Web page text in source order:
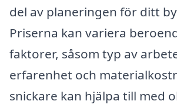
del av planeringen för ditt
Priserna kan variera
faktorer, såsom typ av
erfarenhet och
snickare kan hjälpa till med